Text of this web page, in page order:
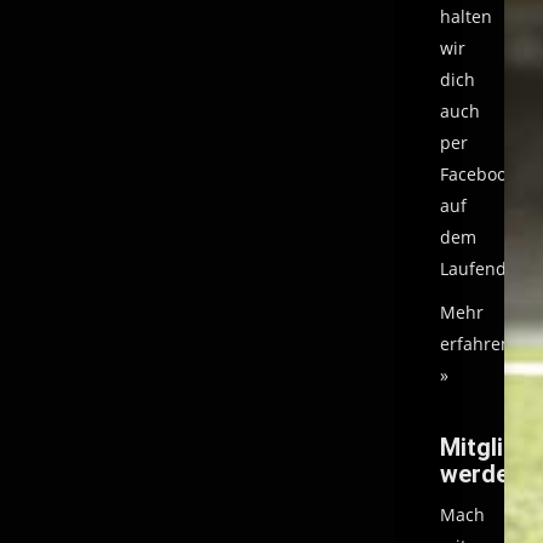
halten
wir
dich
auch
per
Facebook
auf
dem
Laufenden.
Mehr
erfahren
»
Mitglied
werden
Mach